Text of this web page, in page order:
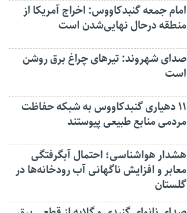
امام جمعه گنبدکاووس: اخراج آمریکا از
منطقه درحال نهایی‌شدن است
صدای شهروند: تیرهای چراغ برق روشن
است
۱۱ دهیاری گنبدکاووس به شبکه حفاظت
مردمی منابع طبیعی پیوستند
هشدار هواشناسی؛ احتمال آبگرفتگی
معابر و افزایش ناگهانی آب رودخانه‌ها در
گلستان